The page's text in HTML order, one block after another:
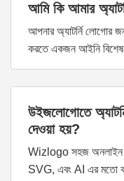
আমি কি আমার
আপনার অ্যাটর্নি লোগোর
করতে একজন আইনি
উইজলোগোতে
দেওয়া হয়?
Wizlogo সহজ অনলাইন
SVG, এবং AI এর মতো